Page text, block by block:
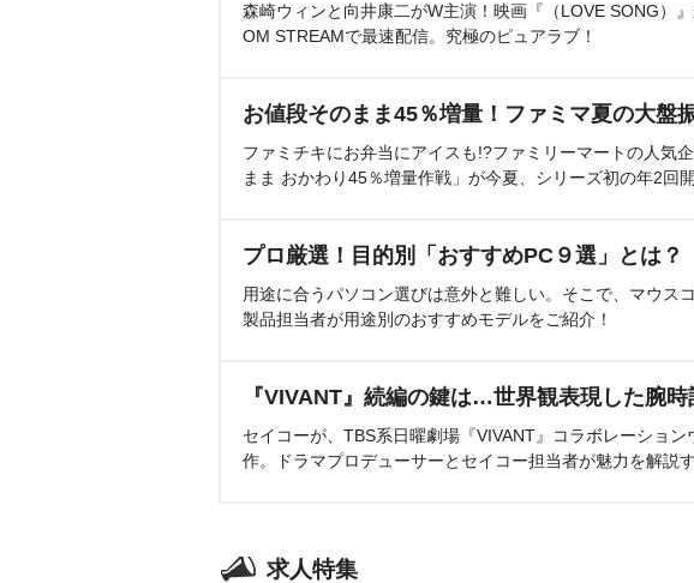
森崎ウィンと向井康二がW主演！映画『（LOVE SONG）
OM STREAMで最速配信。究極のピュアラブ！
お値段そのまま45％増量！ファミマ夏の大盤
ファミチキにお弁当にアイスも!?ファミリーマートの人気
まま おかわり45％増量作戦」が今夏、シリーズ初の年2回開
プロ厳選！目的別「おすすめPC９選」とは？
用途に合うパソコン選びは意外と難しい。そこで、マウス
製品担当者が用途別のおすすめモデルをご紹介！
『VIVANT』続編の鍵は…世界観表現した腕時
セイコーが、TBS系日曜劇場『VIVANT』コラボレーション
作。ドラマプロデューサーとセイコー担当者が魅力を解説す
求人特集